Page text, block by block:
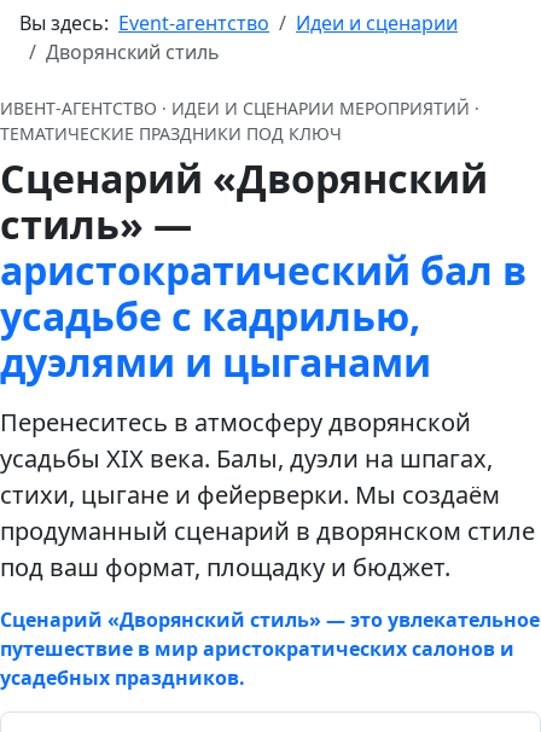
Вы здесь: Event-агентство
Идеи и сценарии
Дворянский стиль
ИВЕНТ‑АГЕНТСТВО · ИДЕИ И СЦЕНАРИИ МЕРОПРИЯТИЙ ·
ТЕМАТИЧЕСКИЕ ПРАЗДНИКИ ПОД КЛЮЧ
Сценарий «Дворянский
стиль» —
аристократический бал в
усадьбе с кадрилью,
дуэлями и цыганами
Перенеситесь в атмосферу дворянской
усадьбы XIX века. Балы, дуэли на шпагах,
стихи, цыгане и фейерверки. Мы создаём
продуманный сценарий в дворянском стиле
под ваш формат, площадку и бюджет.
Сценарий «Дворянский стиль» — это увлекательное
путешествие в мир аристократических салонов и
усадебных праздников.